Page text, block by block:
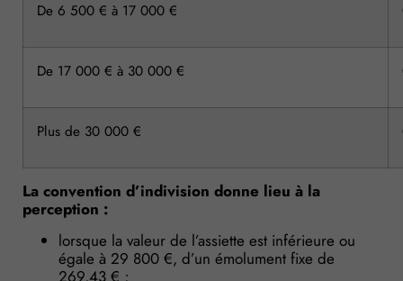
De 6 500 € à 17 000 €
De 17 000 € à 30 000 €
Plus de 30 000 €
La convention d’indivision donne lieu à la
perception :
lorsque la valeur de l’assiette est inférieure ou
égale à 29 800 €, d’un émolument fixe de
269,43 € ;